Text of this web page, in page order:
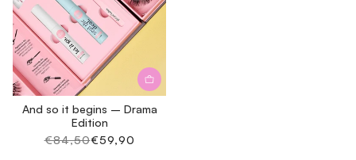
And so it begins – Drama
Edition
Normale
€84,50
Aanbiedingsprijs
€59,90